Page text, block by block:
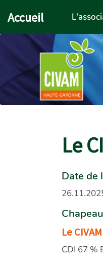
Aller au contenu
Accueil
Le
Date de
Le
CDI 67 %